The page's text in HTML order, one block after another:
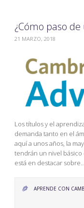
¿Cómo paso
21 MARZO, 2018
Los títulos y el
demanda tanto en el
aquí a unos años, la
tendrán un nivel básico
está en destacar sobre…
 APRENDE CON